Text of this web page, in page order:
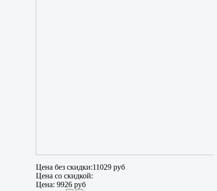
Цена без скидки:11029 руб
Цена со скидкой:
Цена: 9926 руб